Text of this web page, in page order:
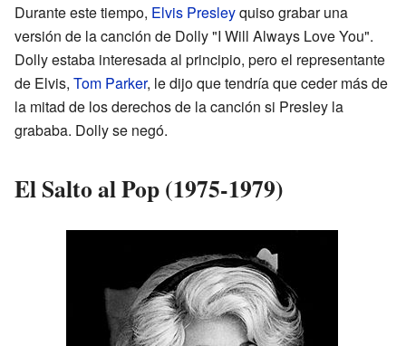
Durante este tiempo, Elvis Presleyquiso grabar una
versión de la canción de Dolly "I Will Always Love You".
Dolly estaba interesada al principio, pero el representante
de Elvis, Tom Parker, le dijo que tendría que ceder más de
la mitad de los derechos de la canción si Presley la
grababa. Dolly se negó.
El Salto al Pop (1975-1979)